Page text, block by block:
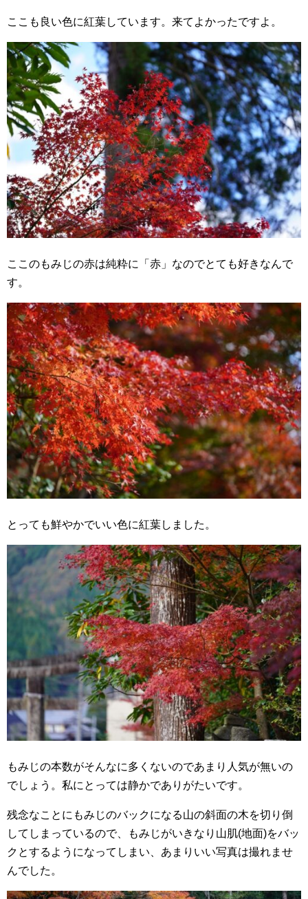
ここも良い色に紅葉しています。来てよかったですよ。
ここのもみじの赤は純粋に「赤」なのでとても好きなんで
す。
とっても鮮やかでいい色に紅葉しました。
もみじの本数がそんなに多くないのであまり人気が無いの
でしょう。私にとっては静かでありがたいです。
残念なことにもみじのバックになる山の斜面の木を切り倒
してしまっているので、もみじがいきなり山肌(地面)をバッ
クとするようになってしまい、あまりいい写真は撮れませ
んでした。